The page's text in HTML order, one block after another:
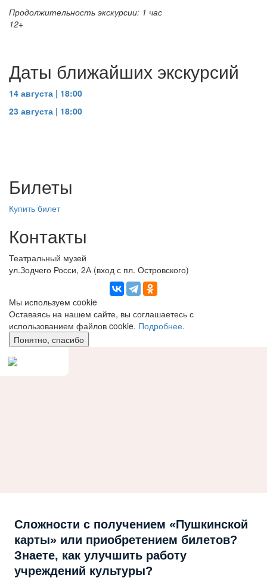
Продолжительность экскурсии: 1 час
12+
Даты ближайших экскурсий
14 августа | 18:00
23 августа | 18:00
Билеты
Купить билет
Контакты
Театральный музей
ул.Зодчего Росси, 2А (вход с пл. Островского)
Мы используем сookie
Оставаясь на нашем сайте, вы соглашаетесь с
использованием файлов cookie. Подробнее.
Понятно, спасибо
Сложности с получением «Пушкинской
карты» или приобретением билетов?
Знаете, как улучшить работу
учреждений культуры?